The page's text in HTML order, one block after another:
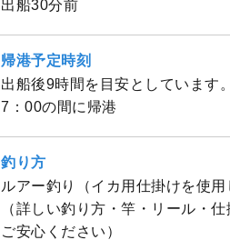
出船30分前
帰港予定時刻
出船後9時間を目安としていま
7：00の間に帰港
釣り方
ルアー釣り（イカ用仕掛けを使用
（詳しい釣り方・竿・リール・
ご安心ください）